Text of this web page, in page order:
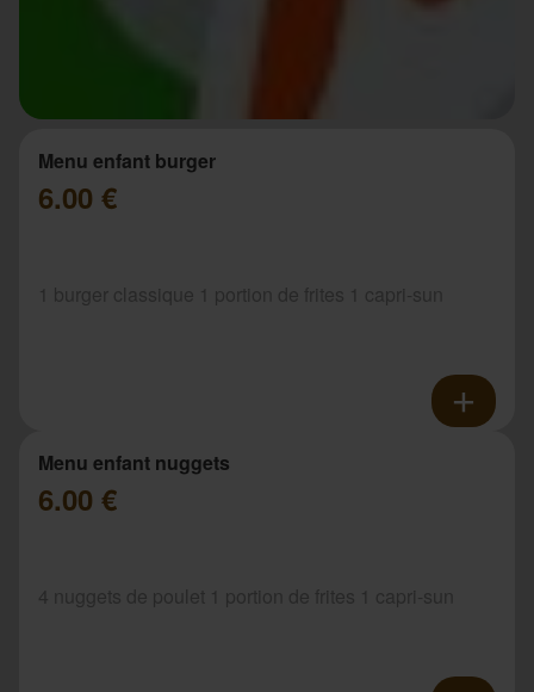
Menu enfant burger
6.00 €
Menu enfant nuggets
6.00 €